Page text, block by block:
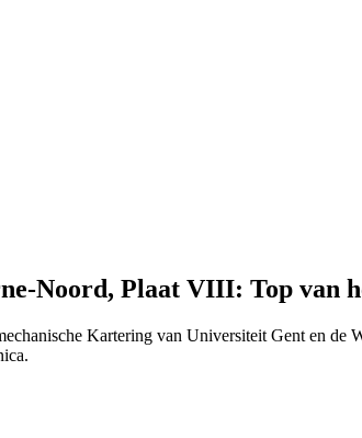
Noord, Plaat VIII: Top van
Kartering van Universiteit Gent en